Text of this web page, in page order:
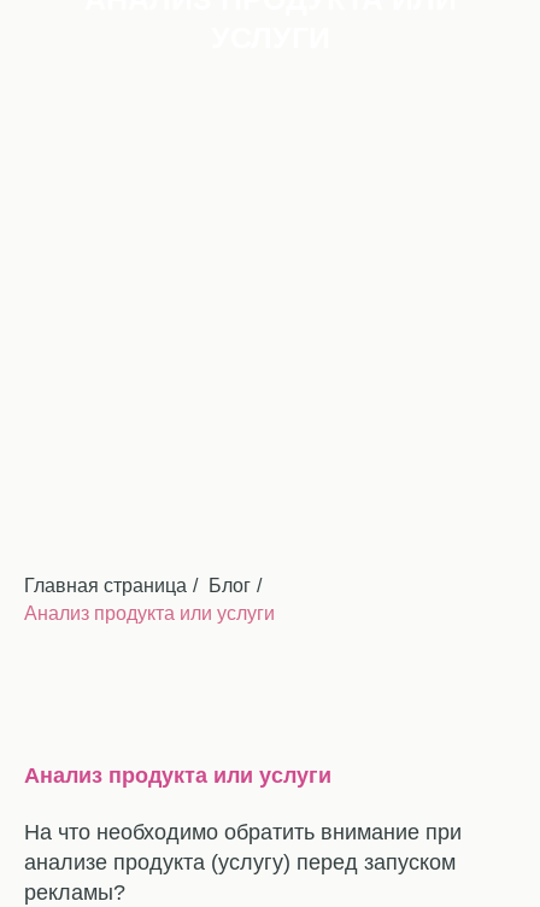
Главная страница / Блог /
Анализ продукта или услуги
Анализ продукта или услуги
На что необходимо обратить внимание при
анализе продукта (услугу) перед запуском
рекламы?